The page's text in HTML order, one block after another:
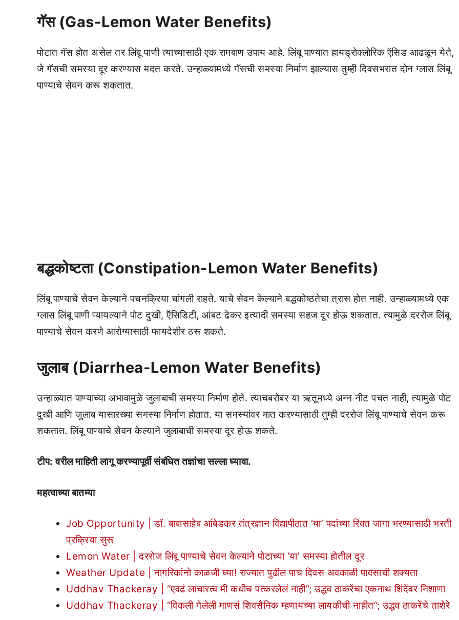
गॅस (Gas-Lemon Water Benefits)
पोटात गॅस होत असेल तर लिंबू पाणी त्याच्यासाठी एक रामबाण उपाय आहे. लिंबू पाण्यात हायड्रोक्लोरिक ऍसिड आढळून येते,
जे गॅसची समस्या दूर करण्यास मदत करते. उन्हाळ्यामध्ये गॅसची समस्या निर्माण झाल्यास तुम्ही दिवसभरात दोन ग्लास लिंबू
पाण्याचे सेवन करू शकतात.
बद्धकोष्टता (Constipation-Lemon Water Benefits)
लिंबू पाण्याचे सेवन केल्याने पचनक्रिया चांगली राहते. याचे सेवन केल्याने बद्धकोष्ठतेचा त्रास होत नाही. उन्हाळ्यामध्ये एक
ग्लास लिंबू पाणी प्यायल्याने पोट दुखी, ऍसिडिटी, आंबट ढेकर इत्यादी समस्या सहज दूर होऊ शकतात. त्यामुळे दररोज लिंबू
पाण्याचे सेवन करणे आरोग्यासाठी फायदेशीर ठरू शकते.
जुलाब (Diarrhea-Lemon Water Benefits)
उन्हाळ्यात पाण्याच्या अभावामुळे जुलाबाची समस्या निर्माण होते. त्याचबरोबर या ऋतूमध्ये अन्न नीट पचत नाही, त्यामुळे पोट
दुखी आणि जुलाब यासारख्या समस्या निर्माण होतात. या समस्यांवर मात करण्यासाठी तुम्ही दररोज लिंबू पाण्याचे सेवन करू
शकतात. लिंबू पाण्याचे सेवन केल्याने जुलाबाची समस्या दूर होऊ शकते.
टीप: वरील माहिती लागू करण्यापूर्वी संबंधित तज्ञांचा सल्ला घ्यावा.
महत्वाच्या बातम्या
Job Opportunity | डॉ. बाबासाहेब आंबेडकर तंत्रज्ञान विद्यापीठात ‘या’ पदांच्या रिक्त जागा भरण्यासाठी भरती
प्रक्रिया सुरू
Lemon Water | दररोज लिंबू पाण्याचे सेवन केल्याने पोटाच्या ‘या’ समस्या होतील दूर
Weather Update | नागरिकांनो काळजी घ्या! राज्यात पुढील पाच दिवस अवकाळी पावसाची शक्यता
Uddhav Thackeray | “एवढं लाचारत्व मी कधीच पत्करलेलं नाही”; उद्धव ठाकरेंचा एकनाथ शिंदेंवर निशाणा
Uddhav Thackeray | “विकली गेलेली माणसं शिवसैनिक म्हणायच्या लायकीची नाहीत”; उद्धव ठाकरेंचे ताशेरे